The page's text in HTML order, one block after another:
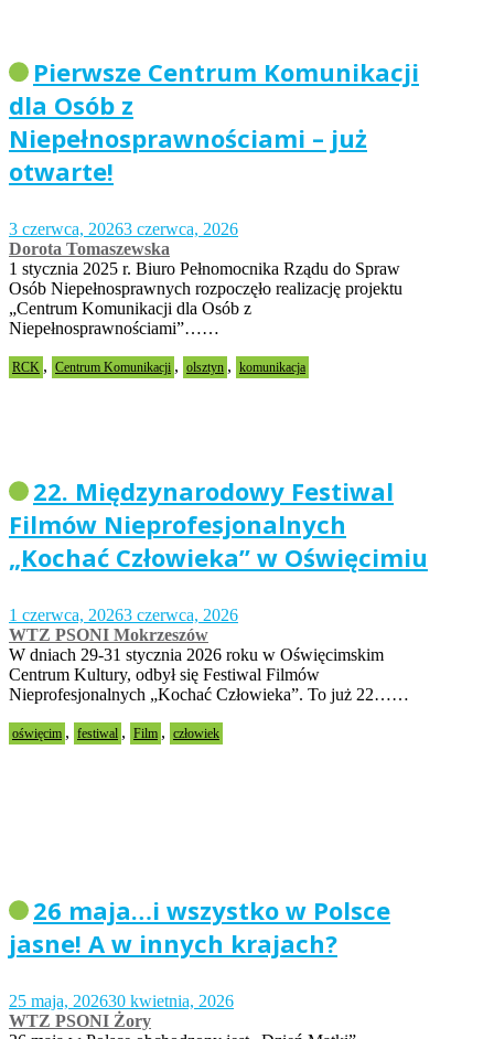
Pierwsze Centrum Komunikacji
dla Osób z
Niepełnosprawnościami – już
otwarte!
3 czerwca, 20263 czerwca, 2026
Dorota Tomaszewska
1 stycznia 2025 r. Biuro Pełnomocnika Rządu do Spraw
Osób Niepełnosprawnych rozpoczęło realizację projektu
„Centrum Komunikacji dla Osób z
Niepełnosprawnościami”……
RCK , Centrum Komunikacji , olsztyn , komunikacja
22. Międzynarodowy Festiwal
Filmów Nieprofesjonalnych
„Kochać Człowieka” w Oświęcimiu
1 czerwca, 20263 czerwca, 2026
WTZ PSONI Mokrzeszów
W dniach 29-31 stycznia 2026 roku w Oświęcimskim
Centrum Kultury, odbył się Festiwal Filmów
Nieprofesjonalnych „Kochać Człowieka”. To już 22……
oświęcim , festiwal , Film , człowiek
26 maja…i wszystko w Polsce
jasne! A w innych krajach?
25 maja, 202630 kwietnia, 2026
WTZ PSONI Żory